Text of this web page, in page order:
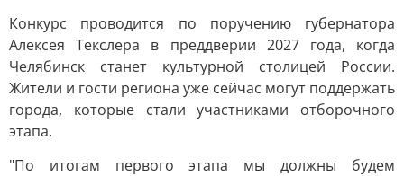
Конкурс проводится по поручению губернатора
Алексея Текслера в преддверии 2027 года, когда
Челябинск станет культурной столицей России.
Жители и гости региона уже сейчас могут поддержать
города, которые стали участниками отборочного
этапа.
"По итогам первого этапа мы должны будем